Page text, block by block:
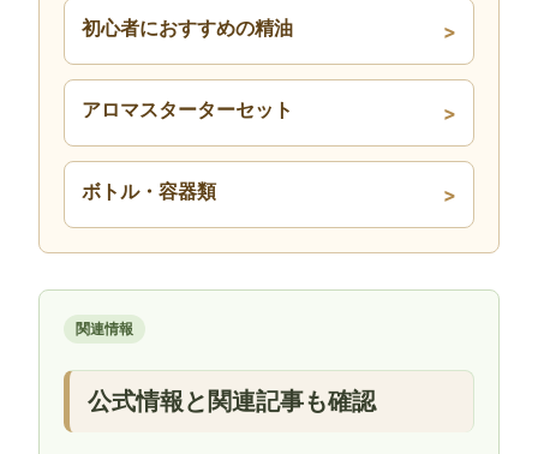
初心者におすすめの精油
アロマスターターセット
ボトル・容器類
関連情報
公式情報と関連記事も確認